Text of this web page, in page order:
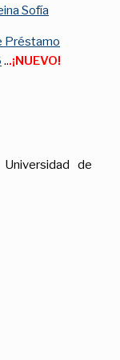
Sofía
Préstamo
...¡NUEVO!
de